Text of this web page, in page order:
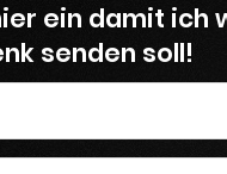
ein damit ich
senden soll!